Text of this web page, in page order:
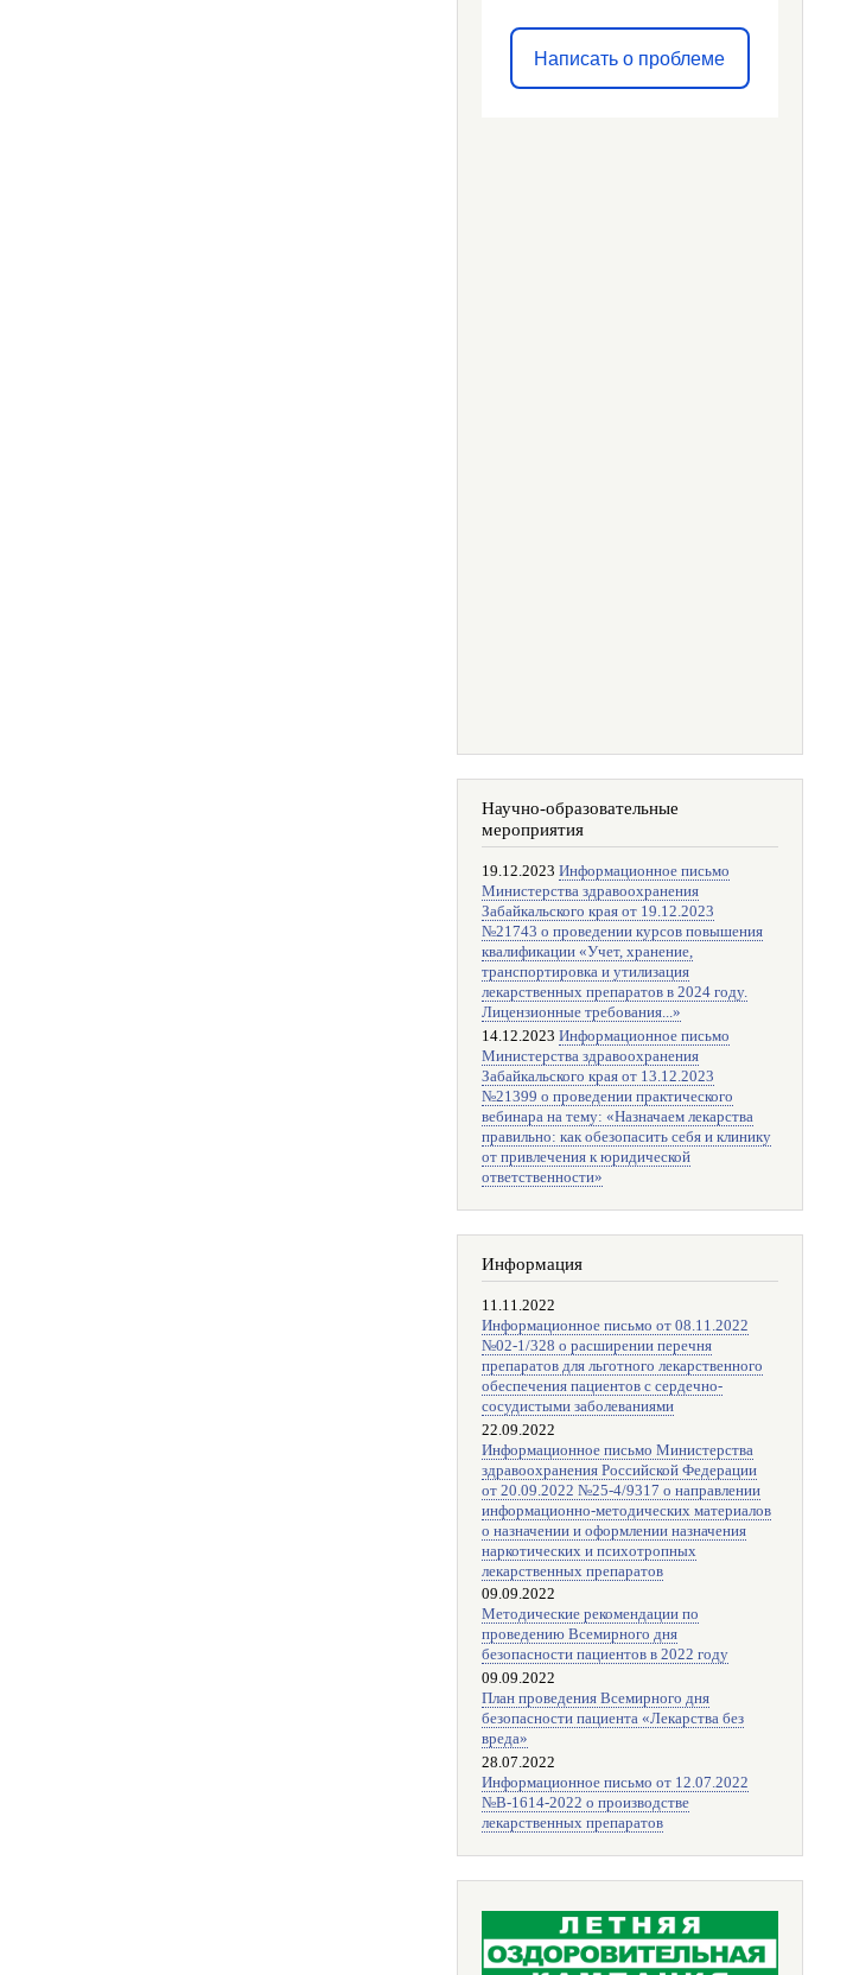
Написать о проблеме
Научно-образовательные
мероприятия
19.12.2023 Информационное письмо
Министерства здравоохранения
Забайкальского края от 19.12.2023
№21743 о проведении курсов повышения
квалификации «Учет, хранение,
транспортировка и утилизация
лекарственных препаратов в 2024 году.
Лицензионные требования...»
14.12.2023 Информационное письмо
Министерства здравоохранения
Забайкальского края от 13.12.2023
№21399 о проведении практического
вебинара на тему: «Назначаем лекарства
правильно: как обезопасить себя и клинику
от привлечения к юридической
ответственности»
Информация
11.11.2022
Информационное письмо от 08.11.2022
№02-1/328 о расширении перечня
препаратов для льготного лекарственного
обеспечения пациентов с сердечно-
сосудистыми заболеваниями
22.09.2022
Информационное письмо Министерства
здравоохранения Российской Федерации
от 20.09.2022 №25-4/9317 о направлении
информационно-методических материалов
о назначении и оформлении назначения
наркотических и психотропных
лекарственных препаратов
09.09.2022
Методические рекомендации по
проведению Всемирного дня
безопасности пациентов в 2022 году
09.09.2022
План проведения Всемирного дня
безопасности пациента «Лекарства без
вреда»
28.07.2022
Информационное письмо от 12.07.2022
№В-1614-2022 о производстве
лекарственных препаратов